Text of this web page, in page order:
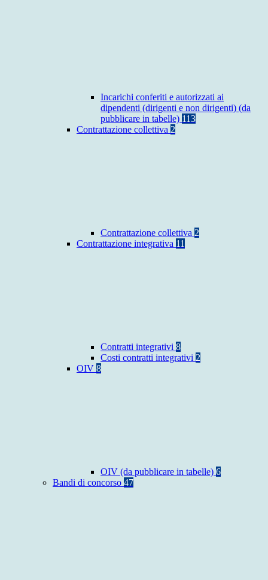
Incarichi conferiti e autorizzati ai
dipendenti (dirigenti e non dirigenti) (da
pubblicare in tabelle) 113
Contrattazione collettiva 2
Contrattazione collettiva 2
Contrattazione integrativa 11
Contratti integrativi 8
Costi contratti integrativi 2
OIV 8
OIV (da pubblicare in tabelle) 6
Bandi di concorso 47